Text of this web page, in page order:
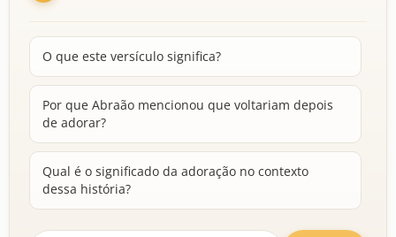
O que este versículo significa?
Por que Abraão mencionou que voltariam depois
de adorar?
Qual é o significado da adoração no contexto
dessa história?